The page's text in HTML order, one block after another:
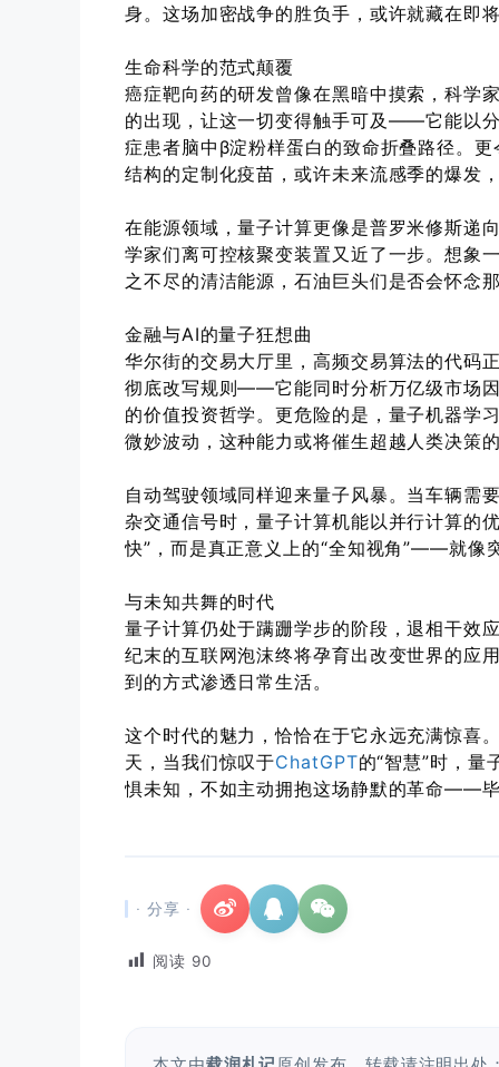
身。这场加密战争的胜负手，或许就藏在即
​生命科学的范式颠覆​
癌症靶向药的研发曾像在黑暗中摸索，科学
的出现，让这一切变得触手可及——它能以
症患者脑中β淀粉样蛋白的致命折叠路径。
结构的定制化疫苗，或许未来流感季的爆发
在能源领域，量子计算更像是普罗米修斯递
学家们离可控核聚变装置又近了一步。想象
之不尽的清洁能源，石油巨头们是否会怀念
​金融与AI的量子狂想曲​
华尔街的交易大厅里，高频交易算法的代码
彻底改写规则——它能同时分析万亿级市场
的价值投资哲学。更危险的是，量子机器学
微妙波动，这种能力或将催生超越人类决策
自动驾驶领域同样迎来量子风暴。当车辆需
杂交通信号时，量子计算机能以并行计算的
快”，而是真正意义上的“全知视角”——就像
​与未知共舞的时代​
量子计算仍处于蹒跚学步的阶段，退相干效
纪末的互联网泡沫终将孕育出改变世界的应
到的方式渗透日常生活。
这个时代的魅力，恰恰在于它永远充满惊喜
天，当我们惊叹于ChatGPT的“智慧”时，量
惧未知，不如主动拥抱这场静默的革命——
· 分享 ·
阅读 90